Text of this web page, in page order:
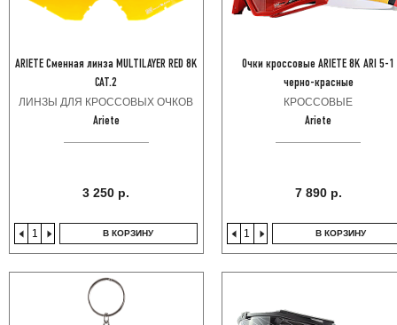
ARIETE Сменная линза MULTILAYER RED 8K
CAT.2
ЛИНЗЫ ДЛЯ КРОССОВЫХ ОЧКОВ
Ariete
3 250 р.
В КОРЗИНУ
Очки кроссовые ARIETE 8K ARI 5-1
черно-красные
КРОССОВЫЕ
Ariete
7 890 р.
В КОРЗИНУ